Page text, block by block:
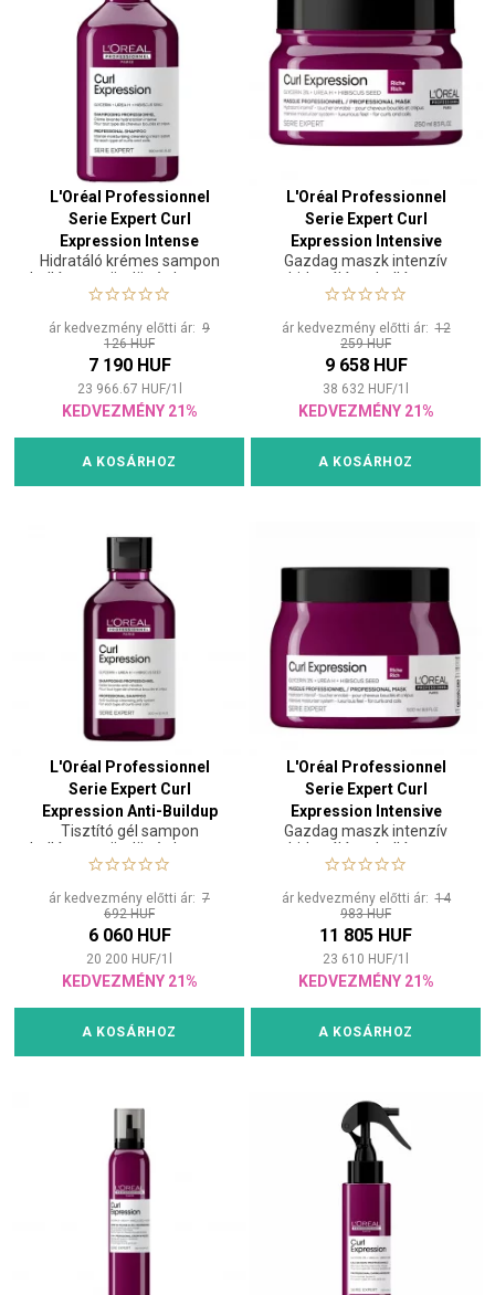
L'Oréal Professionnel
Serie Expert Curl
Expression Intense
Moisturizing Cleansing
Cream Shampoo 300 ml
Hidratáló krémes sampon
hullámos, göndör és kreppes
hajra
ár kedvezmény előtti ár: 9
126 HUF
7 190 HUF
23 966.67 HUF/1
KEDVEZMÉNY 21%
A KOSÁRHOZ
L'Oréal Professionnel
Serie Expert Curl
Expression Intensive
Moisturizer Mask Rich 250
ml
Gazdag maszk intenzív
hidratálásra hullámos,
göndör és kreppes hajra
ár kedvezmény előtti ár:12
259 HUF
9 658 HUF
38 632 HUF/1
KEDVEZMÉNY 21%
A KOSÁRHOZ
L'Oréal Professionnel
Serie Expert Curl
Expression Anti-Buildup
Cleansing Jelly 300 ml
Tisztító gél sampon
hullámos, göndör és kreppes
hajra
ár kedvezmény előtti ár: 7
692 HUF
6 060 HUF
20 200 HUF/1
KEDVEZMÉNY 21%
A KOSÁRHOZ
L'Oréal Professionnel
Serie Expert Curl
Expression Intensive
Moisturizer Mask Rich 500
ml
Gazdag maszk intenzív
hidratálásra hullámos,
göndör és kreppes hajra
ár kedvezmény előtti ár:14
983 HUF
11 805 HUF
23 610 HUF/1
KEDVEZMÉNY 21%
A KOSÁRHOZ